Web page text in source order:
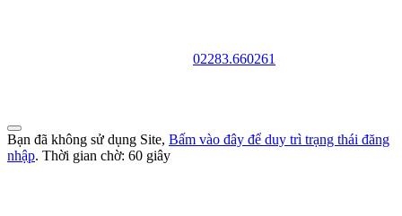
02283.660261
Bạn đã không sử dụng Site, Bấm vào đây để duy trì trạng thái đăng
nhập. Thời gian chờ: 60 giây